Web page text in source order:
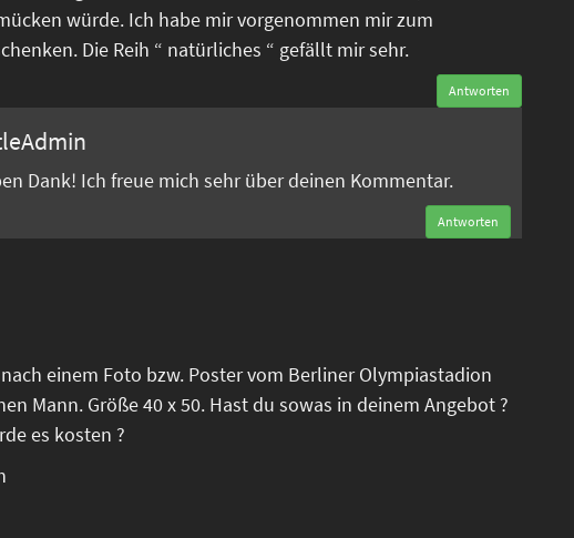
würde. Ich habe mir vorgenommen mir zum
Die Reih “ natürliches “ gefällt mir sehr.
Antworten
Dank! Ich freue mich sehr über deinen Kommentar.
Antworten
einem Foto bzw. Poster vom Berliner Olympiastadion
Mann. Größe 40 x 50. Hast du sowas in deinem Angebot ?
es kosten ?